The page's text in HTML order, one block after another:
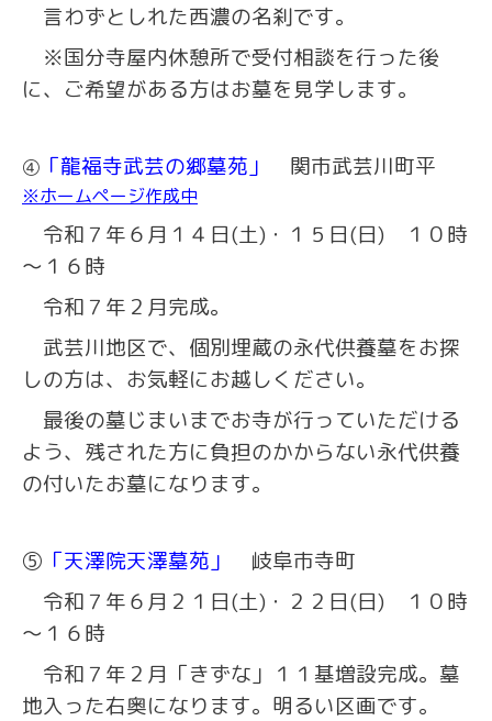
言わずとしれた西濃の名刹です。
※国分寺屋内休憩所で受付相談を行った後
に、ご希望がある方はお墓を見学します。
④ 「龍福寺武芸の郷墓苑」 関市武芸川町平
※ホームページ作成中
令和７年６月１４日(土)・１５日(日) １０時
～１６時
令和７年２月完成。
武芸川地区で、個別埋蔵の永代供養墓をお探
しの方は、お気軽にお越しください。
最後の墓じまいまでお寺が行っていただける
よう、残された方に負担のかからない永代供養
の付いたお墓になります。
⑤ 「天澤院天澤墓苑」
岐阜市寺町
令和７年６月２１日(土)・２２日(日) １０時
～１６時
令和７年２月「きずな」１１基増設完成。墓
地入った右奥になります。明るい区画です。